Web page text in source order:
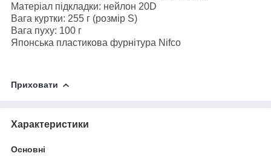
Матеріал підкладки: нейлон 20D
Вага куртки: 255 г (розмір S)
Вага пуху: 100 г
Японська пластикова фурнітура Nifco
Приховати
Характеристики
Основні